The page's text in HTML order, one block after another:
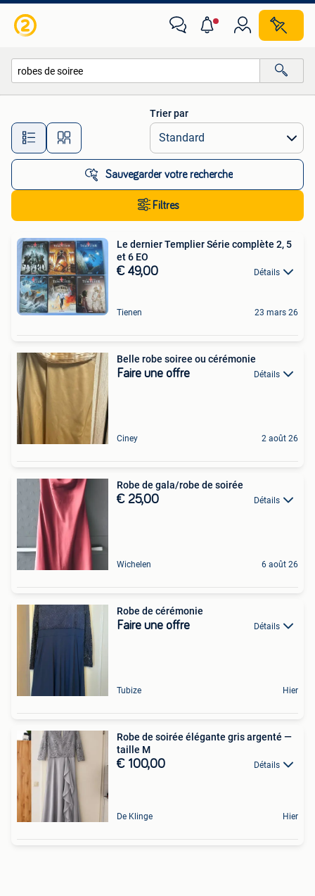
Toutes les distances…
Trier par
Sauvegarder votre recherche
Filtres
Le dernier Templier Série complète 2, 5
et 6 EO
€ 49,00 Détails
Tienen 23 mars 26
Belle robe soiree ou cérémonie
Faire une offre Détails
Ciney 2 août 26
Robe de gala/robe de soirée
€ 25,00 Détails
Wichelen 6 août 26
Robe de cérémonie
Faire une offre Détails
Tubize Hier
Robe de soirée élégante gris argenté —
taille M
€ 100,00 Détails
De Klinge Hier